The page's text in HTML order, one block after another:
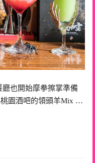
也開始摩拳擦掌準備
園酒吧的領頭羊Mix …